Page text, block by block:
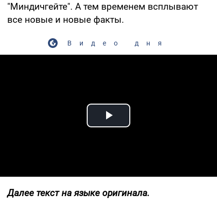
"Миндичгейте". А тем временем всплывают
все новые и новые факты.
Видео дня
Play Video
Далее текст на языке оригинала.